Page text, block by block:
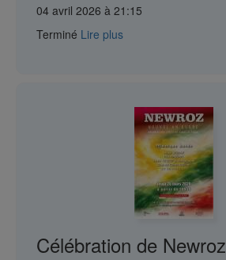
04 avril 2026 à 21:15
Terminé Lire plus
Célébration de Newroz